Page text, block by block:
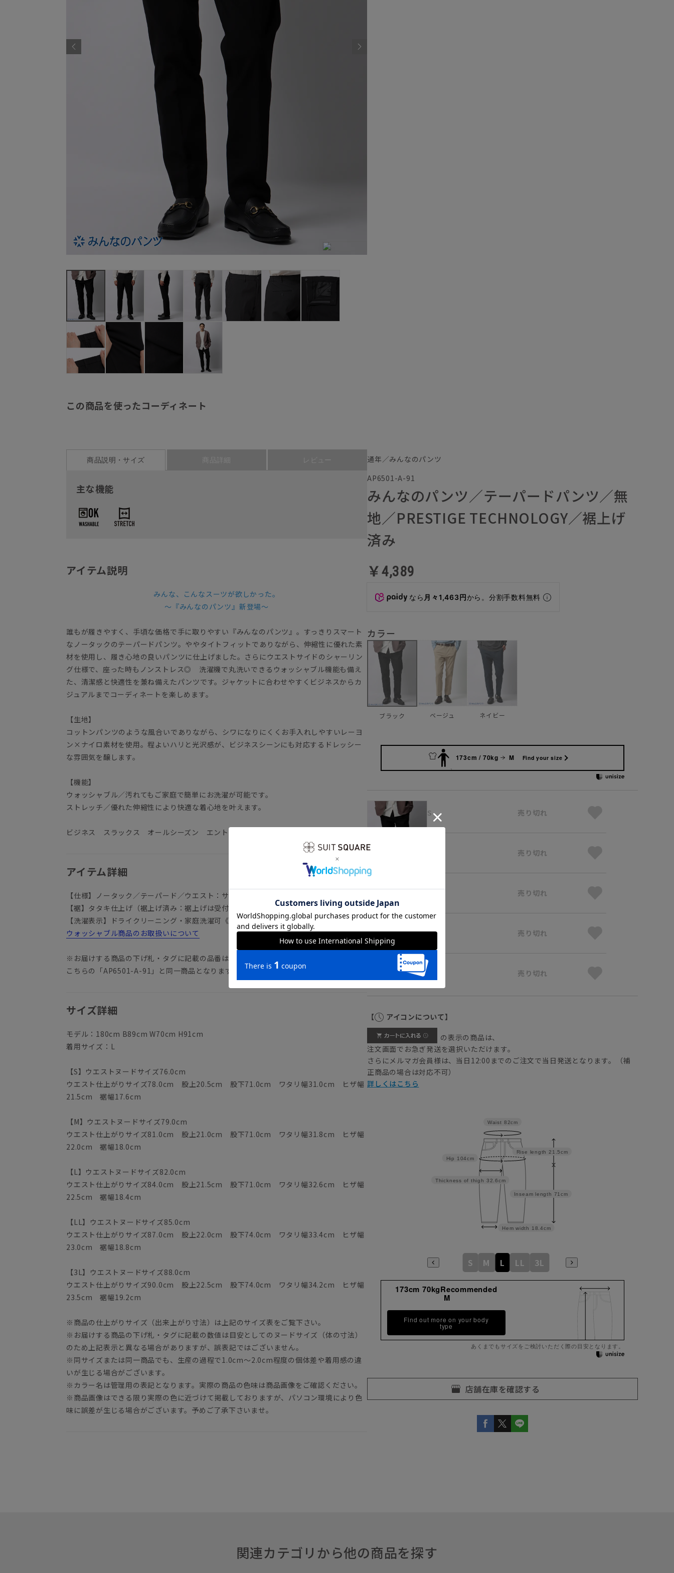
この商品を使ったコーディネート
商品説明・サイズ 商品詳細 レビュー
主な機能
アイテム説明
みんな、こんなスーツが欲しかった。
～『みんなのパンツ』新登場～
誰もが履きやすく、手頃な価格で手に取りやすい『みんなのパンツ』。すっきりスマート
なノータックのテーパードパンツ。ややタイトフィットでありながら、伸縮性に優れた素
材を使用し、履き心地の良いパンツに仕上げました。さらにウエストサイドのシャーリン
グ仕様で、座った時もノンストレス◎ 洗濯機で丸洗いできるウォッシャブル機能も備え
た、清潔感と快適性を兼ね備えたパンツです。ジャケットに合わせやすくビジネスからカ
ジュアルまでコーディネートを楽しめます。
【生地】
コットンパンツのような風合いでありながら、シワになりにくくお手入れしやすいレーヨ
ン×ナイロ素材を使用。程よいハリと光沢感が、ビジネスシーンにも対応するドレッシー
な雰囲気を醸します。
【機能】
ウォッシャブル／汚れてもご家庭で簡単にお洗濯が可能です。
ストレッチ／優れた伸縮性により快適な着心地を叶えます。
ビジネス スラックス オールシーズン エントリープライス
アイテム詳細
【仕様】ノータック／テーパード／ウエスト：サイドゴム
【裾】タタキ仕上げ（裾上げ済み：裾上げは受付対象外となります。）
【洗濯表示】ドライクリーニング・家庭洗濯可《洗濯機可（ネット使用・弱水流）》
ウォッシャブル商品のお取扱いについて
※お届けする商品の下げ札・タグに記載の品番は「AP6501-91」と印字しておりますが、
こちらの「AP6501-A-91」と同一商品となります。予めご了承くださいませ。
サイズ詳細
モデル：180cm B89cm W70cm H91cm
着用サイズ：L
【S】ウエストヌードサイズ76.0cm
ウエスト仕上がりサイズ78.0cm 股上20.5cm 股下71.0cm ワタリ幅31.0cm ヒザ幅
21.5cm 裾幅17.6cm
【M】ウエストヌードサイズ79.0cm
ウエスト仕上がりサイズ81.0cm 股上21.0cm 股下71.0cm ワタリ幅31.8cm ヒザ幅
22.0cm 裾幅18.0cm
【L】ウエストヌードサイズ82.0cm
ウエスト仕上がりサイズ84.0cm 股上21.5cm 股下71.0cm ワタリ幅32.6cm ヒザ幅
22.5cm 裾幅18.4cm
【LL】ウエストヌードサイズ85.0cm
ウエスト仕上がりサイズ87.0cm 股上22.0cm 股下74.0cm ワタリ幅33.4cm ヒザ幅
23.0cm 裾幅18.8cm
【3L】ウエストヌードサイズ88.0cm
ウエスト仕上がりサイズ90.0cm 股上22.5cm 股下74.0cm ワタリ幅34.2cm ヒザ幅
23.5cm 裾幅19.2cm
※商品の仕上がりサイズ（出来上がり寸法）は上記のサイズ表をご覧下さい。
※お届けする商品の下げ札・タグに記載の数値は目安としてのヌードサイズ（体の寸法）
のため上記表示と異なる場合がありますが、誤表記ではございません。
※同サイズまたは同一商品でも、生産の過程で1.0cm～2.0cm程度の個体差や着用感の違
いが生じる場合がございます。
※カラー名は管理用の表記となります。実際の商品の色味は商品画像をご確認ください。
※商品画像はできる限り実際の色に近づけて掲載しておりますが、パソコン環境により色
味に誤差が生じる場合がございます。予めご了承下さいませ。
通年／みんなのパンツ
AP6501-A-91
みんなのパンツ／テーパードパンツ／無
地／PRESTIGE TECHNOLOGY／裾上げ
済み
￥4,389
なら 月々1,463円から。分割手数料無料
カラー
ブラック ベージュ ネイビー
173cm / 70kg M Find your size
ブラック
S 売り切れ
売り切れ
L 売り切れ
LL 売り切れ
売り切れ
【 アイコンについて】
の表示の商品は、
注文画面でお急ぎ発送を選択いただけます。
さらにメルマガ会員様は、当日12:00までのご注文で当日発送となります。（補
正商品の場合は対応不可）
詳しくはこちら
Inseam length 71cm
Rise length 21.5cm
Hem width 18.4cm
Thickness of thigh 32.6cm
Hip 104cm
Waist 82cm
S M L LL 3L
173cm 70kgRecommended
M
Find out more on your body
type
あくまでもサイズをご検討いただく際の目安となります。
関連カテゴリから他の商品を探す